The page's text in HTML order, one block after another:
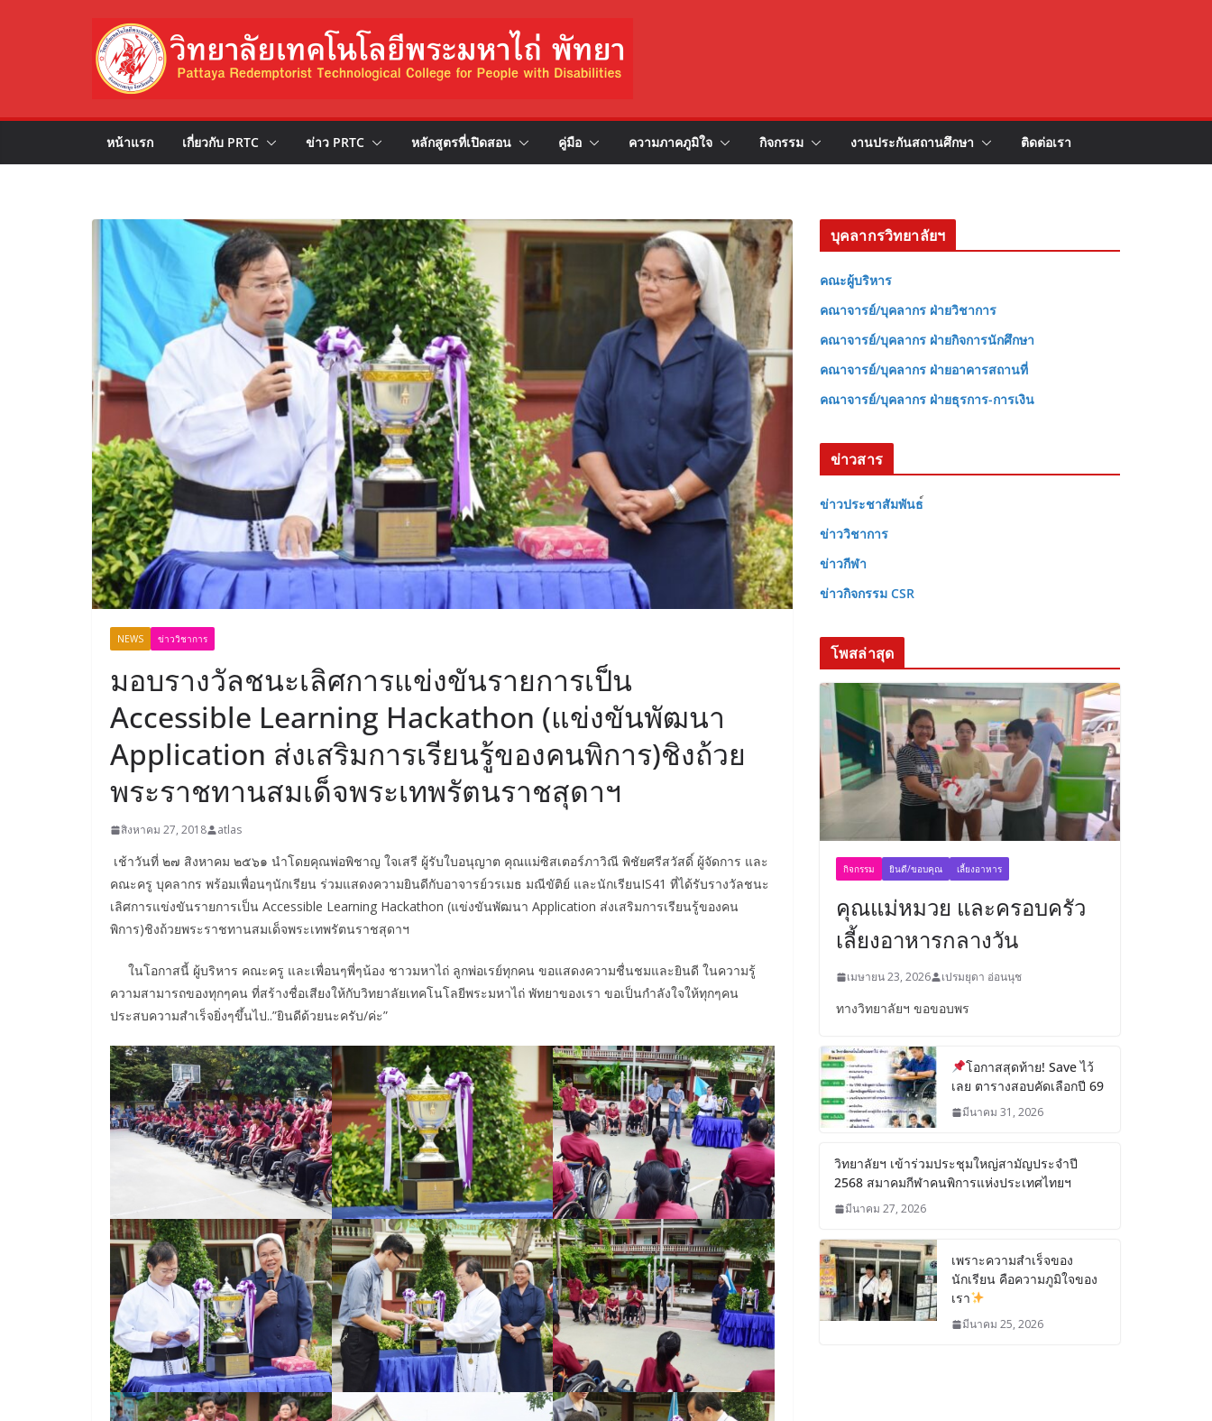
หน้าแรก เกี่ยวกับ PRTC ข่าว PRTC หลักสูตรที่เปิดสอน คู่มือ ความภาคภูมิใจ กิจกรรม งานประกันสถานศึกษา ติดต่อเรา
NEWS ข่าววิชาการ
มอบรางวัลชนะเลิศการแข่งขันรายการเป็น
Accessible Learning Hackathon (แข่งขันพัฒนา
Application ส่งเสริมการเรียนรู้ของคนพิการ)ชิงถ้วย
พระราชทานสมเด็จพระเทพรัตนราชสุดาฯ
สิงหาคม 27, 2018 atlas
เช้าวันที่ ๒๗ สิงหาคม ๒๕๖๑ นำโดยคุณพ่อพิชาญ ใจเสรี ผู้รับใบอนุญาต คุณแม่ซิสเตอร์ภาวิณี พิชัยศรีสวัสดิ์ ผู้จัดการ และ
คณะครู บุคลากร พร้อมเพื่อนๆนักเรียน ร่วมแสดงความยินดีกับอาจารย์วรเมธ มณีขัติย์ และนักเรียนIS41 ที่ได้รับรางวัลชนะ
เลิศการแข่งขันรายการเป็น Accessible Learning Hackathon (แข่งขันพัฒนา Application ส่งเสริมการเรียนรู้ของคน
พิการ)ชิงถ้วยพระราชทานสมเด็จพระเทพรัตนราชสุดาฯ
ในโอกาสนี้ ผู้บริหาร คณะครู และเพื่อนๆพี่ๆน้อง ชาวมหาไถ่ ลูกพ่อเรย์ทุกคน ขอแสดงความชื่นชมและยินดี ในความรู้
ความสามารถของทุกๆคน ที่สร้างชื่อเสียงให้กับวิทยาลัยเทคโนโลยีพระมหาไถ่ พัทยาของเรา ขอเป็นกำลังใจให้ทุกๆคน
ประสบความสำเร็จยิ่งๆขึ้นไป..”ยินดีด้วยนะครับ/ค่ะ”
บุคลากรวิทยาลัยฯ
คณะผู้บริหาร
คณาจารย์/บุคลากร ฝ่ายวิชาการ
คณาจารย์/บุคลากร ฝ่ายกิจการนักศึกษา
คณาจารย์/บุคลากร ฝ่ายอาคารสถานที่
คณาจารย์/บุคลากร ฝ่ายธุรการ-การเงิน
ข่าวสาร
ข่าวประชาสัมพันธ
ข่าววิชาการ
ข่าวกีฬา
ข่าวกิจกรรม CSR
โพสล่าสุด
กิจกรรม ยินดี/ขอบคุณ เลี้ยงอาหาร
คุณแม่หมวย และครอบครัว
เลี้ยงอาหารกลางวัน
เมษายน 23, 2026 เปรมยุดา อ่อนนุช
ทางวิทยาลัยฯ ขอขอบพร
โอกาสสุดท้าย! Save ไว้
เลย ตารางสอบคัดเลือกปี 69
มีนาคม 31, 2026
วิทยาลัยฯ เข้าร่วมประชุมใหญ่สามัญประจำปี
2568 สมาคมกีฬาคนพิการแห่งประเทศไทยฯ
มีนาคม 27, 2026
เพราะความสำเร็จของ
นักเรียน คือความภูมิใจของ
เรา
มีนาคม 25, 2026